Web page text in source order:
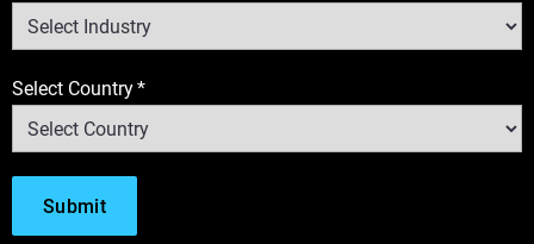
Select Country*